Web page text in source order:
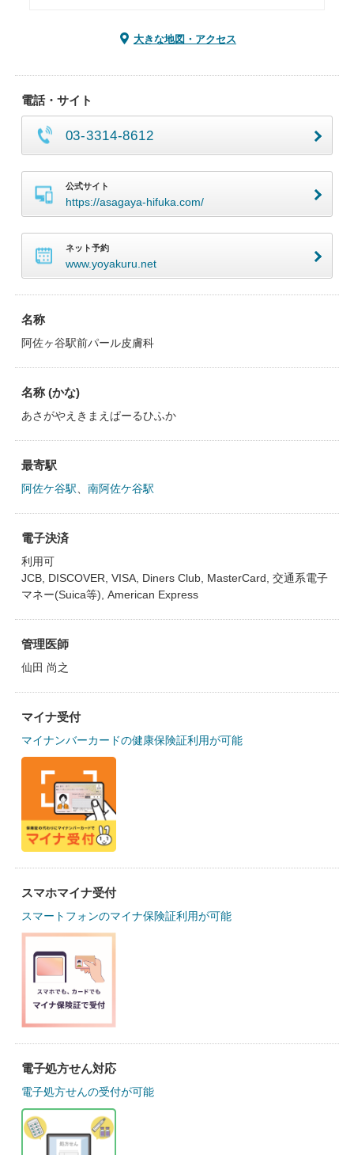
大きな地図・アクセス
電話・サイト
03-3314-8612
公式サイト
https://asagaya-hifuka.com/
ネット予約
www.yoyakuru.net
名称
阿佐ヶ谷駅前パール皮膚科
名称 (かな)
あさがやえきまえぱーるひふか
最寄駅
阿佐ケ谷駅 南阿佐ケ谷駅
電子決済
利用可
JCB, DISCOVER, VISA, Diners Club, MasterCard, 交通系電子
マネー(Suica等), American Express
管理医師
仙田 尚之
マイナ受付
マイナンバーカードの健康保険証利用が可能
スマホマイナ受付
スマートフォンのマイナ保険証利用が可能
電子処方せん対応
電子処方せんの受付が可能